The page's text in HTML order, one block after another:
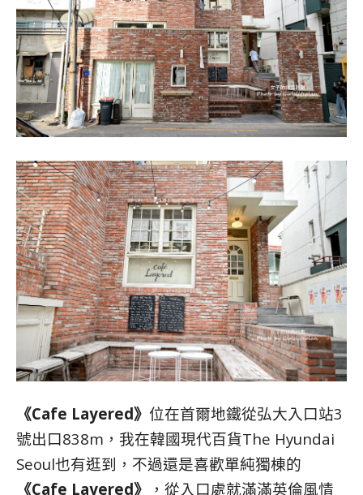
《Cafe Layered》 位在首爾地鐵從弘大入口站3
號出口838m，我在韓國現代百貨The Hyundai
Seoul也有逛到，不過還是喜歡單純獨棟的
《Cafe Layered》
，從入口處就滿滿英倫風情